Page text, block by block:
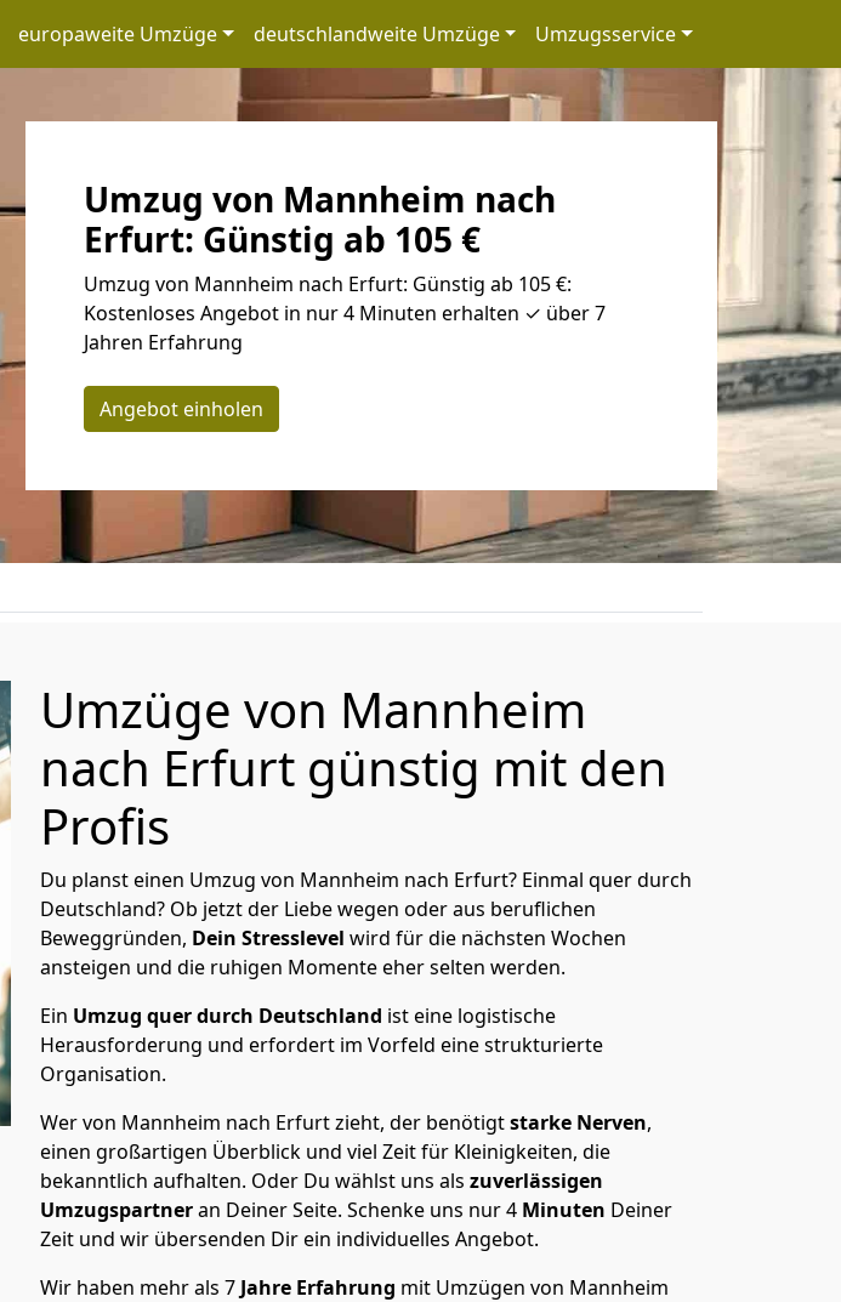
europaweite Umzüge deutschlandweite Umzüge Umzugsservice
Umzug von Mannheim nach
Erfurt: Günstig ab 105 €
Umzug von Mannheim nach Erfurt: Günstig ab 105 €:
Kostenloses Angebot in nur 4 Minuten erhalten ✓ über 7
Jahren Erfahrung
Angebot einholen
Umzüge von Mannheim
nach Erfurt günstig mit den
Profis
Du planst einen Umzug von Mannheim nach Erfurt? Einmal quer durch
Deutschland? Ob jetzt der Liebe wegen oder aus beruflichen
Beweggründen, Dein Stresslevel wird für die nächsten Wochen
ansteigen und die ruhigen Momente eher selten werden.
Ein Umzug quer durch Deutschland ist eine logistische
Herausforderung und erfordert im Vorfeld eine strukturierte
Organisation.
Wer von Mannheim nach Erfurt zieht, der benötigtstarke Nerven,
einen großartigen Überblick und viel Zeit für Kleinigkeiten, die
bekanntlich aufhalten. Oder Du wählst uns als zuverlässigen
Umzugspartneran Deiner Seite. Schenke uns nur4 Minuten Deiner
Zeit und wir übersenden Dir ein individuelles Angebot.
Wir haben mehr als 7 Jahre Erfahrung mit Umzügen von Mannheim